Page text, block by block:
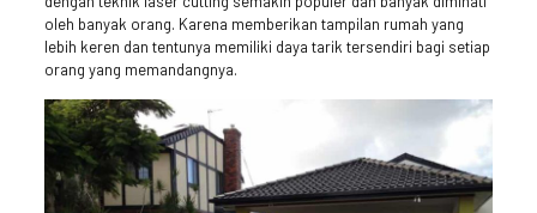
oleh banyak orang. Karena memberikan tampilan rumah yang
lebih keren dan tentunya memiliki daya tarik tersendiri bagi setiap
orang yang memandangnya.